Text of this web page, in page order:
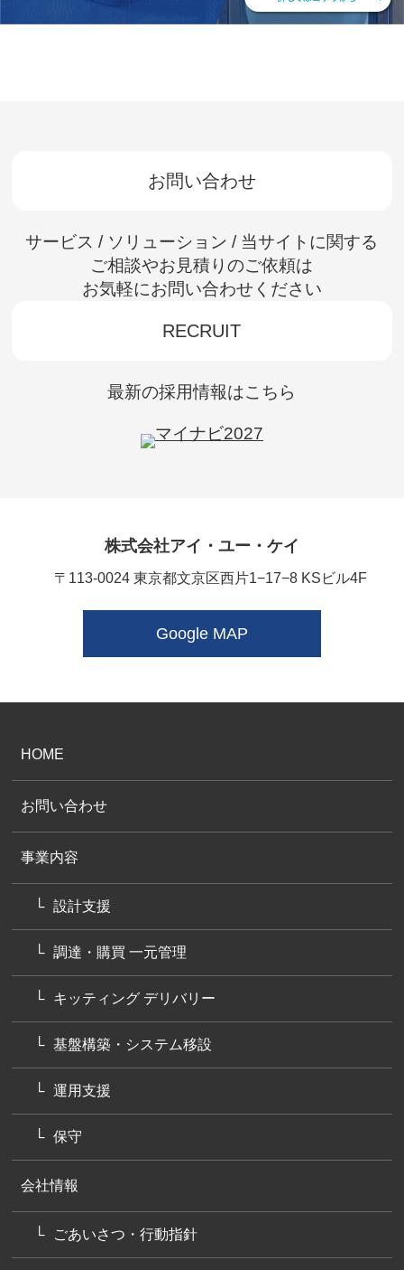
お問い合わせ
サービス / ソリューション / 当サイトに関する
ご相談やお見積りのご依頼は
お気軽にお問い合わせください
RECRUIT
最新の採用情報はこちら
株式会社アイ・ユー・ケイ
〒113-0024 東京都文京区西片1−17−8 KSビル4F
Google MAP
HOME
お問い合わせ
事業内容
設計支援
調達・購買 一元管理
キッティング デリバリー
基盤構築・システム移設
運用支援
保守
会社情報
ごあいさつ・行動指針